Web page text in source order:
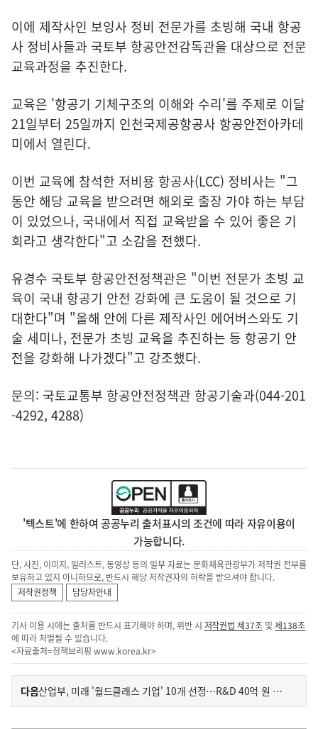
이에 제작사인 보잉사 정비 전문가를 초빙해 국내 항공
사 정비사들과 국토부 항공안전감독관을 대상으로 전문
교육과정을 추진한다.
교육은 '항공기 기체구조의 이해와 수리'를 주제로 이달
21일부터 25일까지 인천국제공항공사 항공안전아카데
미에서 열린다.
이번 교육에 참석한 저비용 항공사(LCC) 정비사는 "그
동안 해당 교육을 받으려면 해외로 출장 가야 하는 부담
이 있었으나, 국내에서 직접 교육받을 수 있어 좋은 기
회라고 생각한다"고 소감을 전했다.
유경수 국토부 항공안전정책관은 "이번 전문가 초빙 교
육이 국내 항공기 안전 강화에 큰 도움이 될 것으로 기
대한다"며 "올해 안에 다른 제작사인 에어버스와도 기
술 세미나, 전문가 초빙 교육을 추진하는 등 항공기 안
전을 강화해 나가겠다"고 강조했다.
문의: 국토교통부 항공안전정책관 항공기술과(044-201
-4292, 4288)
'텍스트'에 한하여 공공누리 출처표시의 조건에 따라 자유이용이
가능합니다.
단, 사진, 이미지, 일러스트, 동영상 등의 일부 자료는 문화체육관광부가 저작권 전부를
보유하고 있지 아니하므로, 반드시 해당 저작권자의 허락을 받으셔야 합니다.
저작권정책
담당자안내
기사 이용 시에는 출처를 반드시 표기해야 하며, 위반 시 저작권법 제37조 및제138조
에 따라 처벌될 수 있습니다.
<자료출처=정책브리핑 www.korea.kr>
이
전
다음기
사
산업부, 미래 '월드클래스 기업' 10개 선정…R&D 40억 원 지원